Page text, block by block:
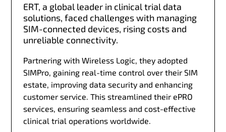
ERT, a global leader in clinical trial data
solutions, faced challenges with managing
SIM-connected devices, rising costs and
unreliable connectivity.
Partnering with Wireless Logic, they adopted
SIMPro, gaining real-time control over their SIM
estate, improving data security and enhancing
customer service. This streamlined their ePRO
services, ensuring seamless and cost-effective
clinical trial operations worldwide.